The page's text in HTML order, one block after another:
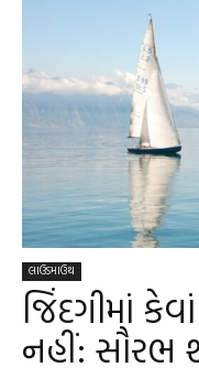
લાઉડમાઉથ
જિંદગીમાં
નહીં: સૌરભ